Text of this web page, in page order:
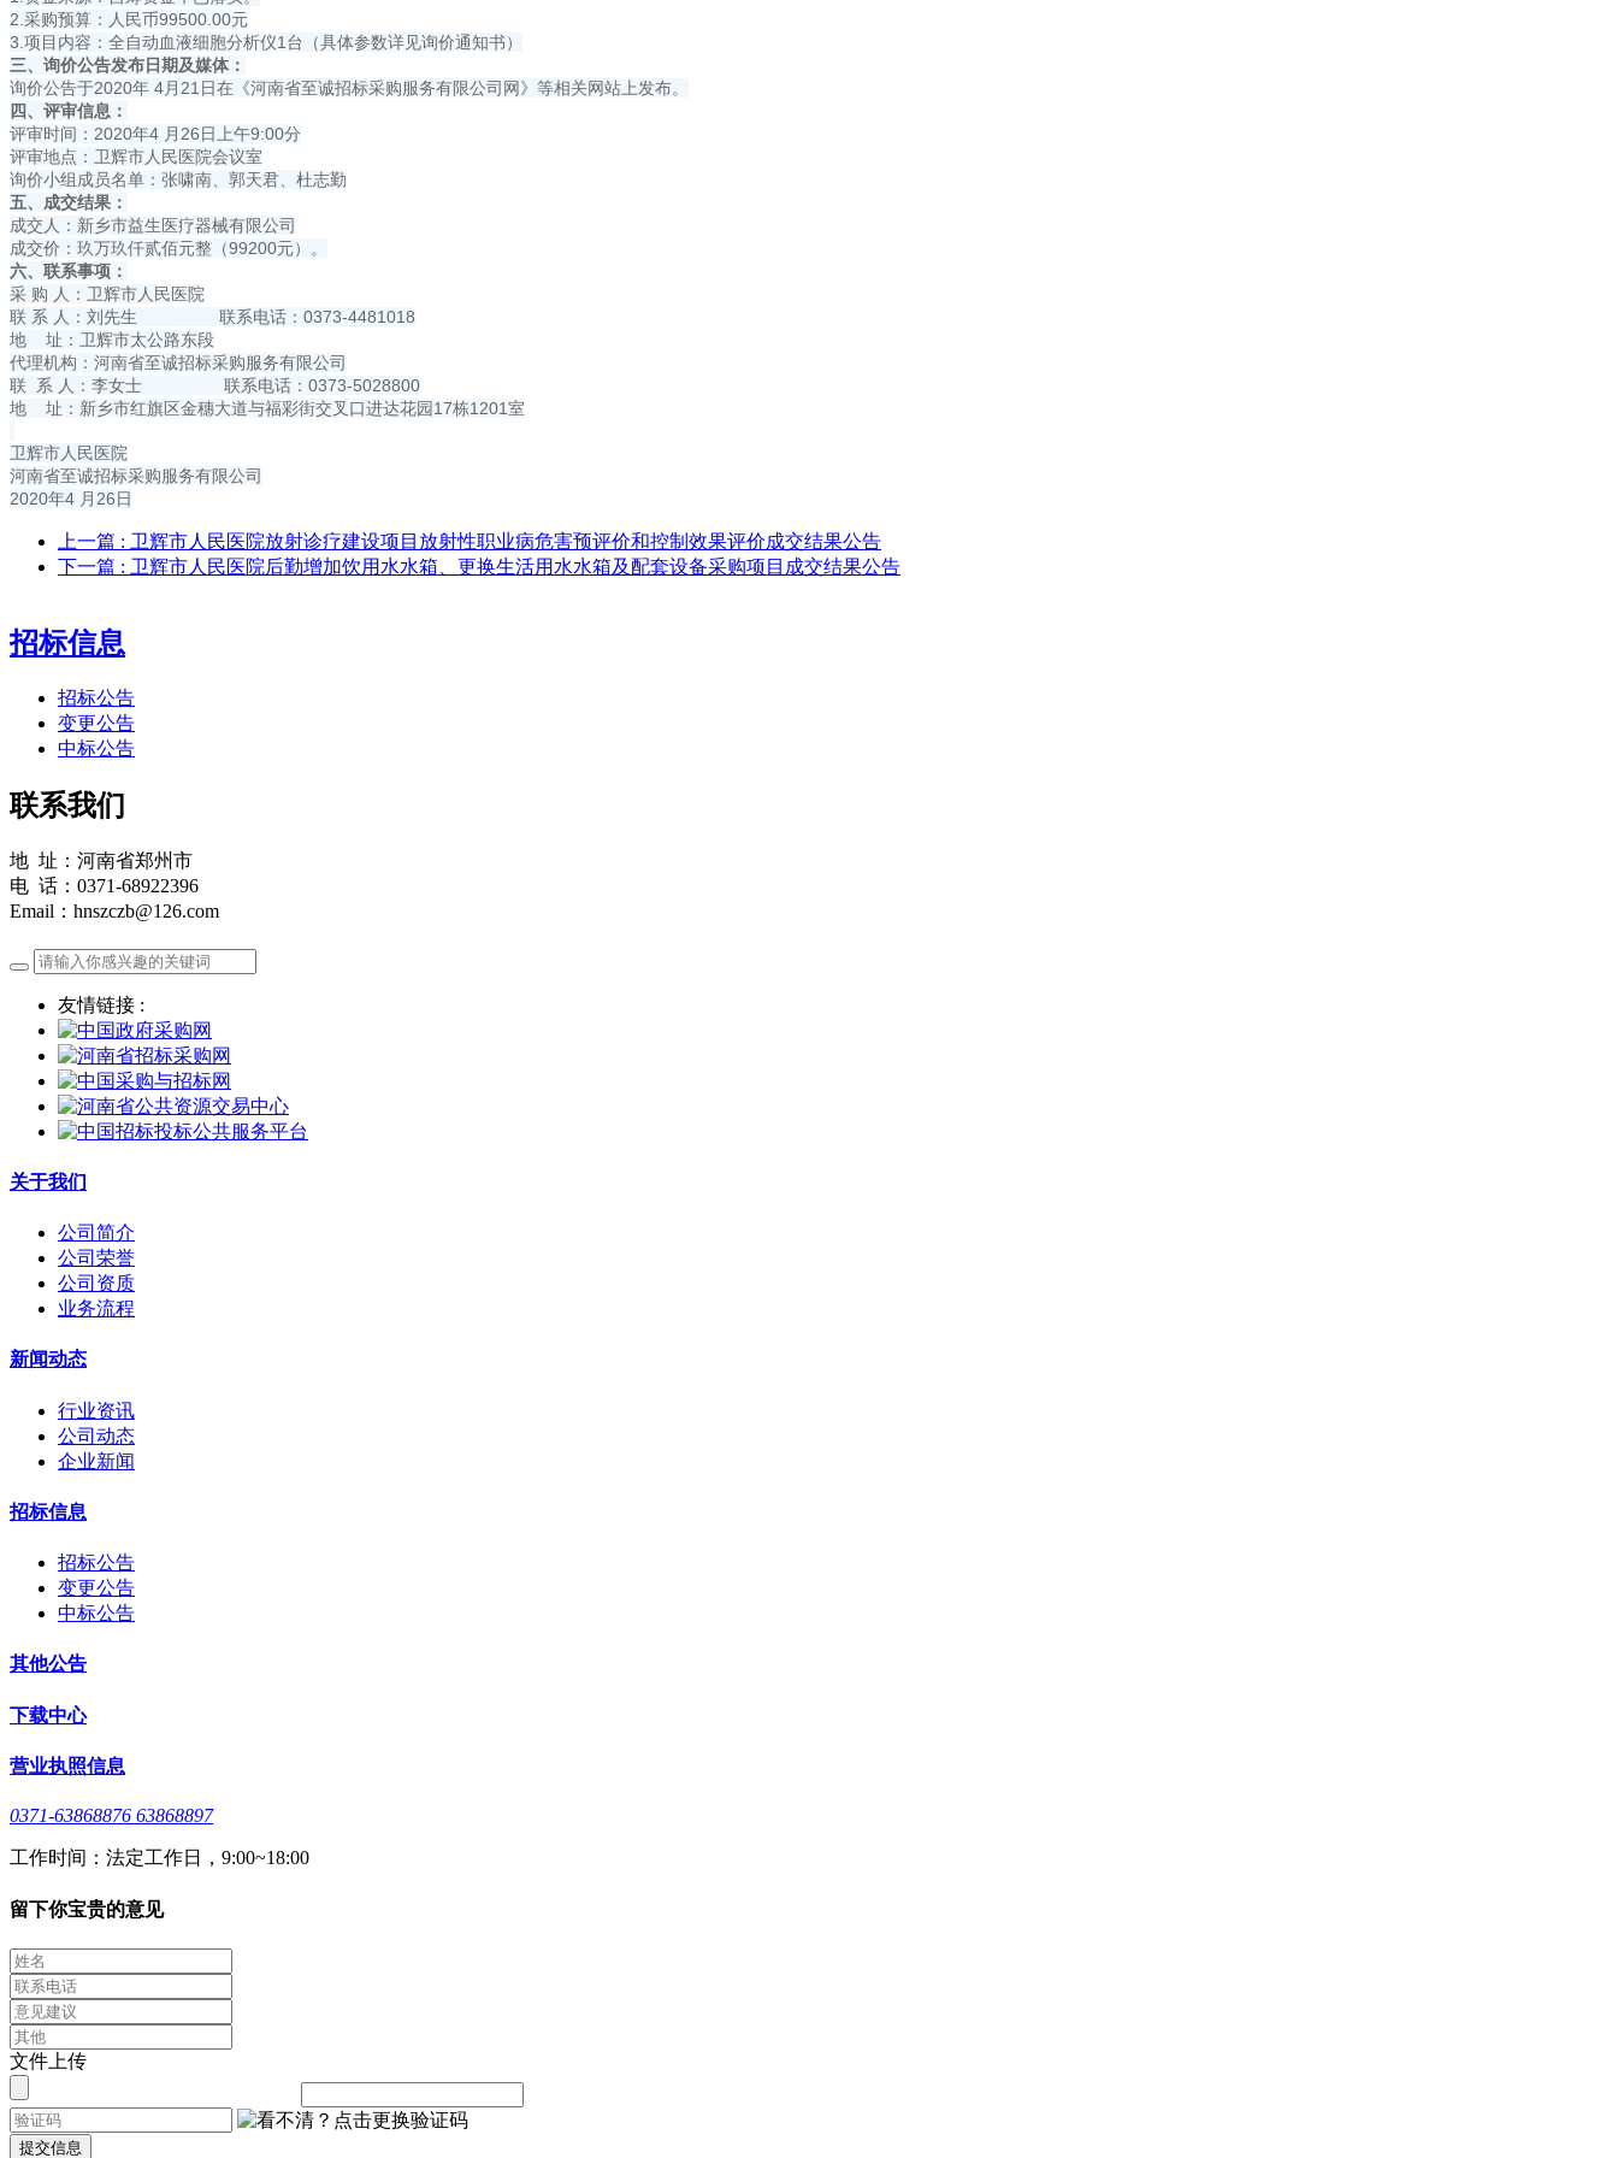
2.采购预算：人民币99500.00元
3.项目内容：全自动血液细胞分析仪1台（具体参数详见询价通知书）
三、询价公告发布日期及媒体：
询价公告于2020年 4月21日在《河南省至诚招标采购服务有限公司网》等相关网站上发布。
四、评审信息：
评审时间：2020年4 月26日上午9:00分
评审地点：卫辉市人民医院会议室
询价小组成员名单：张啸南、郭天君、杜志勤
五、成交结果：
成交人：新乡市益生医疗器械有限公司
成交价：玖万玖仟贰佰元整（99200元）。
六、联系事项：
采 购 人：卫辉市人民医院
联 系 人：刘先生 联系电话：0373-4481018
地 址：卫辉市太公路东段
代理机构：河南省至诚招标采购服务有限公司
联 系 人：李女士 联系电话：0373-5028800
地 址：新乡市红旗区金穗大道与福彩街交叉口进达花园17栋1201室
卫辉市人民医院
河南省至诚招标采购服务有限公司
2020年4 月26日
上一篇 : 卫辉市人民医院放射诊疗建设项目放射性职业病危害预评价和控制效果评价成交结果公告
下一篇 : 卫辉市人民医院后勤增加饮用水水箱、更换生活用水水箱及配套设备采购项目成交结果公告
招标信息
招标公告
变更公告
中标公告
联系我们
地 址：河南省郑州市
电 话：0371-68922396
Email：hnszczb@126.com
友情链接 :
关于我们
公司简介
公司荣誉
公司资质
业务流程
新闻动态
行业资讯
公司动态
企业新闻
招标信息
招标公告
变更公告
中标公告
其他公告
下载中心
营业执照信息
0371-63868876 63868897
工作时间：法定工作日，9:00~18:00
留下你宝贵的意见
文件上传
提交信息